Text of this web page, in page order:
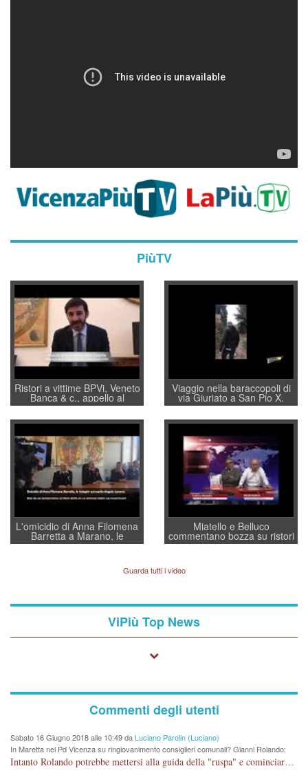
PiùTV
Ristori a vittime BPVi, Veneto
Banca & c., appello al
sottosegretario Alessio
Villarosa: per mettere ordine
convochi con Di Maio CNCU
a supporto della cabina di
regia al Mef
Viaggio nella baraccopoli di
via Giuriato a San Pio X.
Vicenza ai Vicentini: “faremo
un regalo di Natale ai
residenti”
L'omicidio di Anna Filomena
Barretta a Marano, le
indagini dei carabinieri di
Lavarra: più avvincenti di
quelle di... Barbara D'Urso
Miatello e Belluco
commentano bozza su ristori
BPVi e Veneto Banca
Guarda tutti i video
ViPiù Top News
Commenti degli utenti
Sabato 16 Giugno 2018 alle 10:49 daLuciano Parolin (Luciano)
In Maretta nel Pd Vicenza su ringiovanimento consiglieri comunali? Gianni Rolando:
"non mi dimetto". Angelo Tonello: "va bene così"
Intanto Rolando potrebbe mettersi alla guida della "ruspa" e cominciare a scavare l'acqua alle Maddalene, con tanti Auguri di Acque Vicentine, magari deviando il percorso della Bretella. Amen.